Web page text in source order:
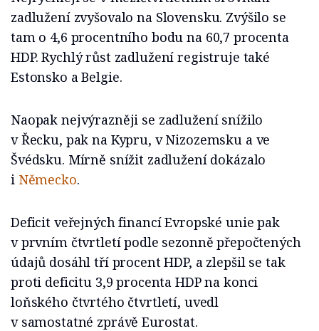
zadlužení zvyšovalo na Slovensku. Zvýšilo se
tam o 4,6 procentního bodu na 60,7 procenta
HDP. Rychlý růst zadlužení registruje také
Estonsko a Belgie.
Naopak nejvýrazněji se zadlužení snížilo
v Řecku, pak na Kypru, v Nizozemsku a ve
Švédsku. Mírně snížit zadlužení dokázalo
i Německo.
Deficit veřejných financí Evropské unie pak
v prvním čtvrtletí podle sezonně přepočtených
údajů dosáhl tří procent HDP, a zlepšil se tak
proti deficitu 3,9 procenta HDP na konci
loňského čtvrtého čtvrtletí, uvedl
v samostatné zprávě Eurostat.